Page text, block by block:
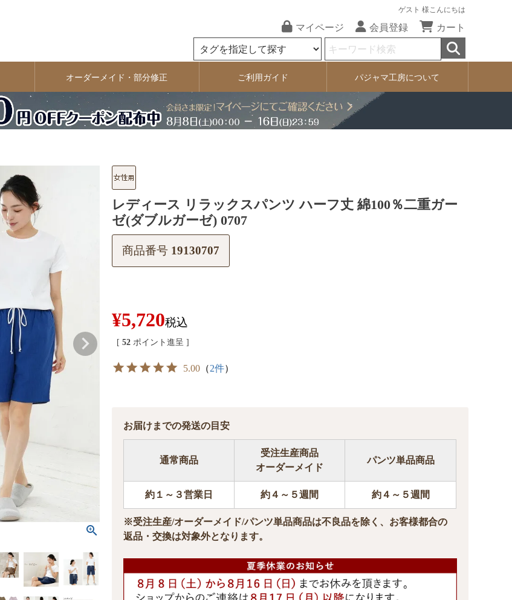
ゲスト 様こんにちは
マイページ 会員登録 カート
オーダーメイド・部分修正 ご利用ガイド パジャマ工房について
レディース リラックスパンツ ハーフ丈 綿100％二重ガー
ゼ(ダブルガーゼ) 0707
商品番号 19130707
¥5,720税込
[ 52 ポイント進呈 ]
5.00 （2件）
お届けまでの発送の目安
通常商品
受注生産商品
オーダーメイド
パンツ単品商品
約１～３営業日 約４～５週間 約４～５週間
※受注生産/オーダーメイド/パンツ単品商品は不良品を除く、お客様都合の
返品・交換は対象外となります。